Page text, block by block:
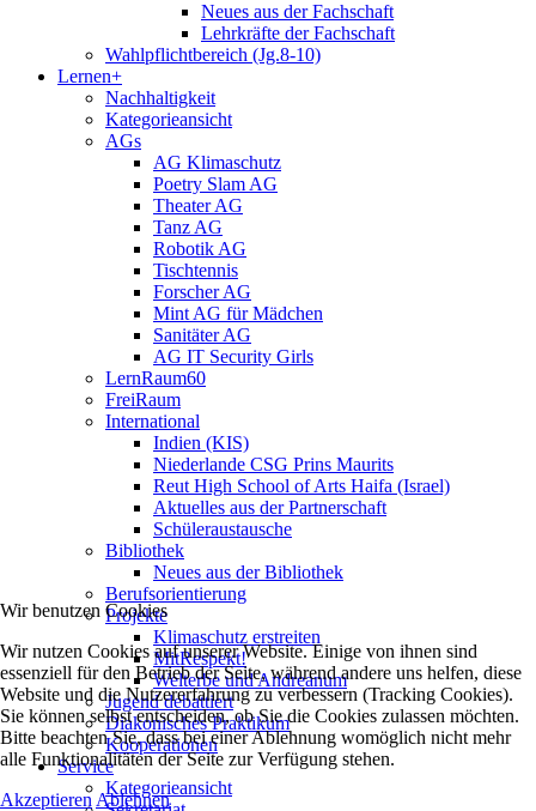
Neues aus der Fachschaft
Lehrkräfte der Fachschaft
Wahlpflichtbereich (Jg.8-10)
Lernen+
Nachhaltigkeit
Kategorieansicht
AGs
AG Klimaschutz
Poetry Slam AG
Theater AG
Tanz AG
Robotik AG
Tischtennis
Forscher AG
Mint AG für Mädchen
Sanitäter AG
AG IT Security Girls
LernRaum60
FreiRaum
International
Indien (KIS)
Niederlande CSG Prins Maurits
Reut High School of Arts Haifa (Israel)
Aktuelles aus der Partnerschaft
Schüleraustausche
Bibliothek
Neues aus der Bibliothek
Berufsorientierung
Projekte
Klimaschutz erstreiten
MitRespekt!
Welterbe und Andreanum
Jugend debattiert
Diakonisches Praktikum
Kooperationen
Service
Kategorieansicht
Wir benutzen Cookies
Wir nutzen Cookies auf unserer Website. Einige von ihnen sind
essenziell für den Betrieb der Seite, während andere uns helfen, diese
Website und die Nutzererfahrung zu verbessern (Tracking Cookies).
Sie können selbst entscheiden, ob Sie die Cookies zulassen möchten.
Bitte beachten Sie, dass bei einer Ablehnung womöglich nicht mehr
alle Funktionalitäten der Seite zur Verfügung stehen.
Akzeptieren Ablehnen